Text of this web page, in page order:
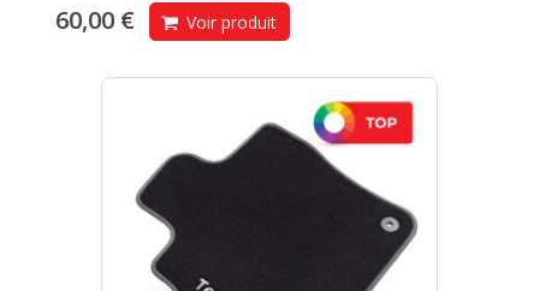
60,00 € Voir produit